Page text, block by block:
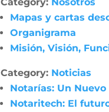
Mapas y cartas
Organigrama
Misión, Visión,
Category: Noticias
Notarías: Un
Notaritech: El